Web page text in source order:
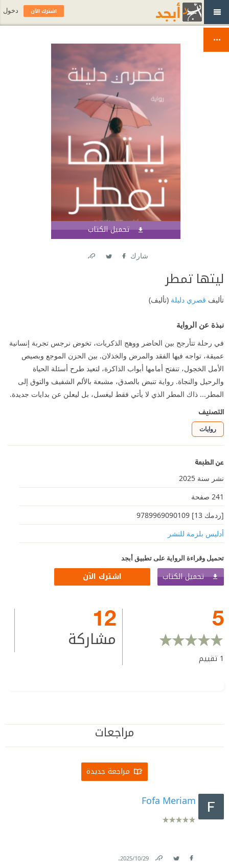
تحميل الكتاب
شارك
ليتها تمطر‎
تأليف قصري دليلة (تأليف)
نبذة عن الرواية
في رحلة تتأرجح بين الحاضر ووهج الذكريات، تخوض نرجس تجربة إنسانية
عميقة، تواجه فيها الفقد والمرض والخذلان. بين الحزن الموجع وبصيص
الأمل الخجول، تنفتح أمامها أبواب الذاكرة، لتعيد طرح أسئلة الحياة
والرحيل والنجاة. رواية تنبض بالصدق، مشبعة بالألم الشفيف والتوق إلى
المطر... ذاك المطر الذي لا يأتي فقط ليغسل، بل ليعلن عن بدايات جديدة.
التصنيف
روايات
عن الطبعة
نشر سنة 2025
241 صفحة
[ردمك 13] 9789969090109
أدليس بلزمة ﻟﻠﻨﺸﺮ
تحميل وقراءة الرواية على تطبيق أبجد
تحميل الكتاب اشترك الآن
5
1 تقييم
12
مشاركة
مراجعات
مراجعة جديدة
Fofa Meriam
29‏/10‏/2025
.
اشترك الآن دخول